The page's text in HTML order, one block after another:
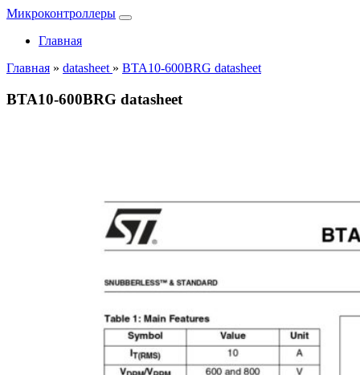
Микроконтроллеры
Главная
Главная » datasheet » BTA10-600BRG datasheet
BTA10-600BRG datasheet